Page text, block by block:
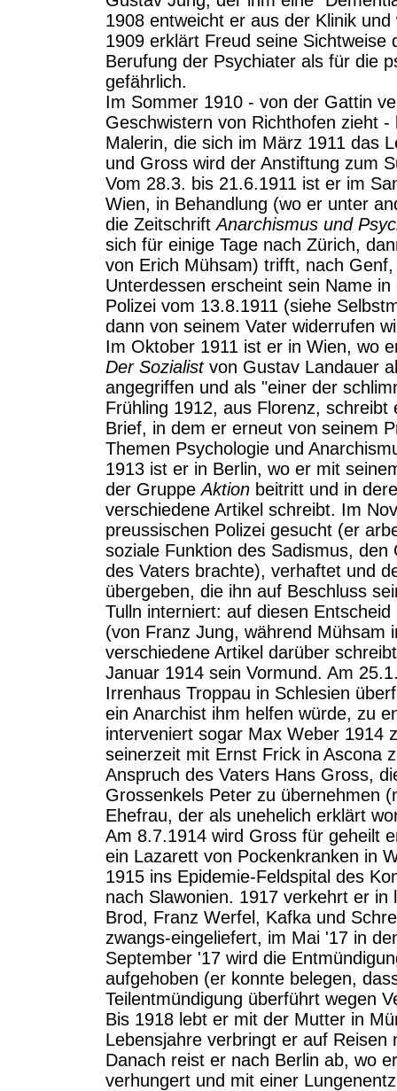
1908 entweicht er aus der Klinik
1909 erklärt Freud seine
Berufung der Psychiater als für die
gefährlich.
Im Sommer 1910 - von der Gattin
Geschwistern von Richthofen zieht
Malerin, die sich im März 1911 das
und Gross wird der Anstiftung zum
Vom 28.3. bis 21.6.1911 ist er im
Wien, in Behandlung (wo er unter
die ZeitschriftAnarchismus und
sich für einige Tage nach Zürich,
von Erich Mühsam) trifft, nach
Unterdessen erscheint sein Name
Polizei vom 13.8.1911 (siehe
dann von seinem Vater widerrufen
Im Oktober 1911 ist er in Wien, wo
Der Sozialistvon Gustav Landauer
angegriffen und als "einer der
Frühling 1912, aus Florenz,
Brief, in dem er erneut von seinem
Themen Psychologie und
1913 ist er in Berlin, wo er mit
der GruppeAktion beitritt und in
verschiedene Artikel schreibt. Im
preussischen Polizei gesucht (er
soziale Funktion des Sadismus,
des Vaters brachte), verhaftet und
übergeben, die ihn auf Beschluss
Tulln interniert: auf diesen
(von Franz Jung, während Mühsam
verschiedene Artikel darüber
Januar 1914 sein Vormund. Am
Irrenhaus Troppau in Schlesien
ein Anarchist ihm helfen würde, zu
interveniert sogar Max Weber 1914
seinerzeit mit Ernst Frick in Ascona
Anspruch des Vaters Hans Gross,
Grossenkels Peter zu übernehmen
Ehefrau, der als unehelich erklärt
Am 8.7.1914 wird Gross für geheilt
ein Lazarett von Pockenkranken in
1915 ins Epidemie-Feldspital des
nach Slawonien. 1917 verkehrt er
Brod, Franz Werfel, Kafka und
zwangs-eingeliefert, im Mai '17 in
September '17 wird die
aufgehoben (er konnte belegen,
Teilentmündigung überführt wegen
Bis 1918 lebt er mit der Mutter in
Lebensjahre verbringt er auf
Danach reist er nach Berlin ab, wo
verhungert und mit einer